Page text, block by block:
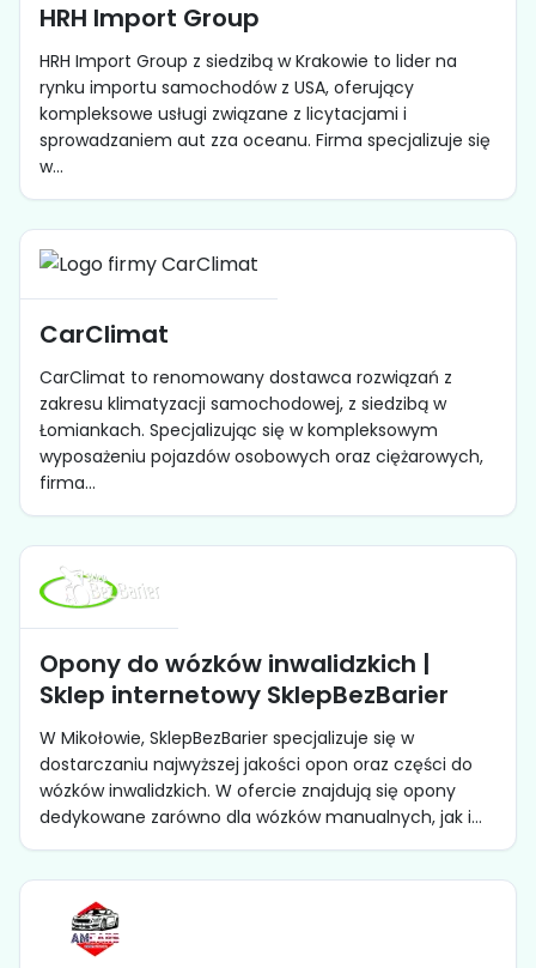
HRH Import Group
HRH Import Group z siedzibą w Krakowie to lider na
rynku importu samochodów z USA, oferujący
kompleksowe usługi związane z licytacjami i
sprowadzaniem aut zza oceanu. Firma specjalizuje się
w...
CarClimat
CarClimat to renomowany dostawca rozwiązań z
zakresu klimatyzacji samochodowej, z siedzibą w
Łomiankach. Specjalizując się w kompleksowym
wyposażeniu pojazdów osobowych oraz ciężarowych,
firma...
Opony do wózków inwalidzkich |
Sklep internetowy SklepBezBarier
W Mikołowie, SklepBezBarier specjalizuje się w
dostarczaniu najwyższej jakości opon oraz części do
wózków inwalidzkich. W ofercie znajdują się opony
dedykowane zarówno dla wózków manualnych, jak i...